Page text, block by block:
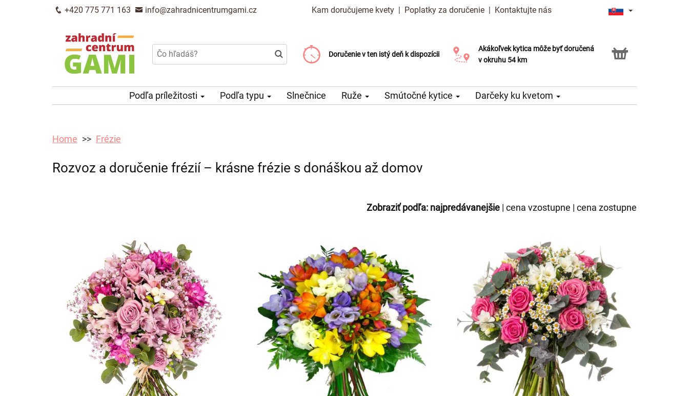
+420 775 771 163 info@zahradnicentrumgami.cz Kam doručujeme kvety | Poplatky za doručenie | Kontaktujte nás
Doručenie v ten istý deň k dispozícii
Poplatok za doručenie od 99 CZK
Vyberte si dátum doručenia
Akákoľvek kytica môže byť doručená
v okruhu 54 km
Služba Click & Collect
Podľa príležitosti Podľa typu Slnečnice Ruže Smútočné kytice Darčeky ku kvetom
Home Frézie
Rozvoz a doručenie frézií – krásne frézie s donáškou až domov
Zobraziť podľa: najpredávanejšie | cena vzostupne | cena zostupne